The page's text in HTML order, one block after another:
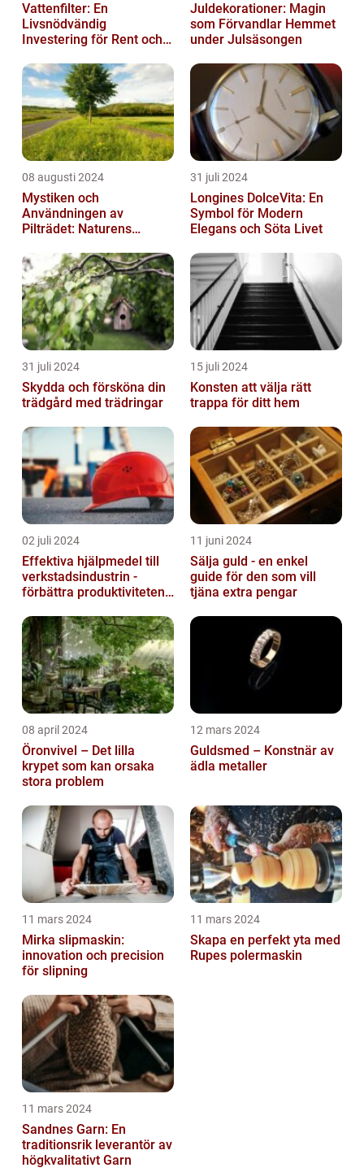
Vattenfilter: En
Livsnödvändig
Investering för Rent och
Juldekorationer: Magin
som Förvandlar Hemmet
under Julsäsongen
08 augusti 2024
Mystiken och
Användningen av
Pilträdet: Naturens
31 juli 2024
Longines DolceVita: En
Symbol för Modern
Elegans och Söta Livet
31 juli 2024
Skydda och försköna din
trädgård med trädringar
15 juli 2024
Konsten att välja rätt
trappa för ditt hem
02 juli 2024
Effektiva hjälpmedel till
verkstadsindustrin -
förbättra produktiviteten
11 juni 2024
Sälja guld - en enkel
guide för den som vill
tjäna extra pengar
08 april 2024
Öronvivel – Det lilla
krypet som kan orsaka
stora problem
12 mars 2024
Guldsmed – Konstnär av
ädla metaller
11 mars 2024
Mirka slipmaskin:
innovation och precision
för slipning
11 mars 2024
Skapa en perfekt yta med
Rupes polermaskin
11 mars 2024
Sandnes Garn: En
traditionsrik leverantör av
högkvalitativt Garn